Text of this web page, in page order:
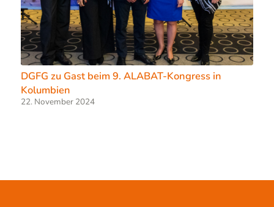
DGFG zu Gast beim 9. ALABAT-Kongress in
Kolumbien
22. November 2024